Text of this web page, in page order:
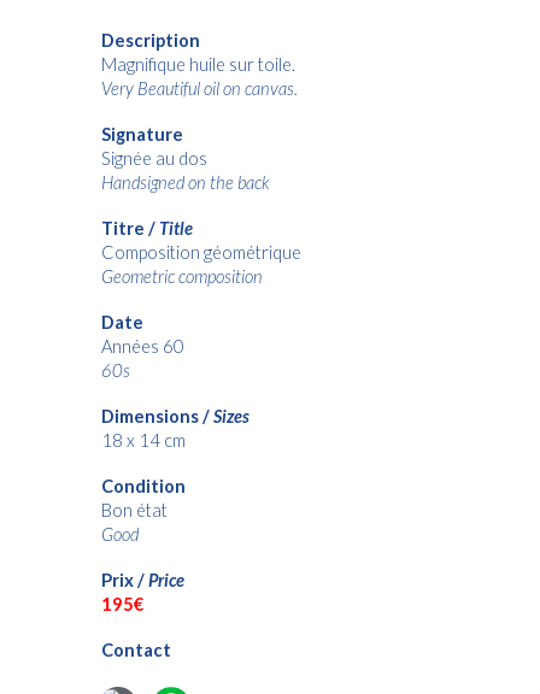
Description
Magnifique huile sur toile.
Very Beautiful oil on canvas.
Signature
Signée au dos
Handsignedon the back
Titre / Title
Composition géométrique
Geometric composition
Date
Années 60
60s
Dimensions /Sizes
18 x 14 cm
Condition
Bon état
Good
Prix /Price
195€
Contact